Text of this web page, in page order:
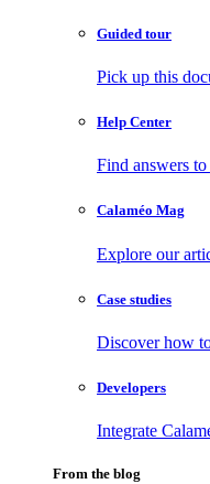
Guided tour
Pick up this
Help Center
Find answers
Calaméo Mag
Explore our
Case studies
Discover how
Developers
Integrate
From the blog